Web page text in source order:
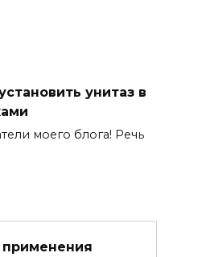
унитаз в
моего блога! Речь